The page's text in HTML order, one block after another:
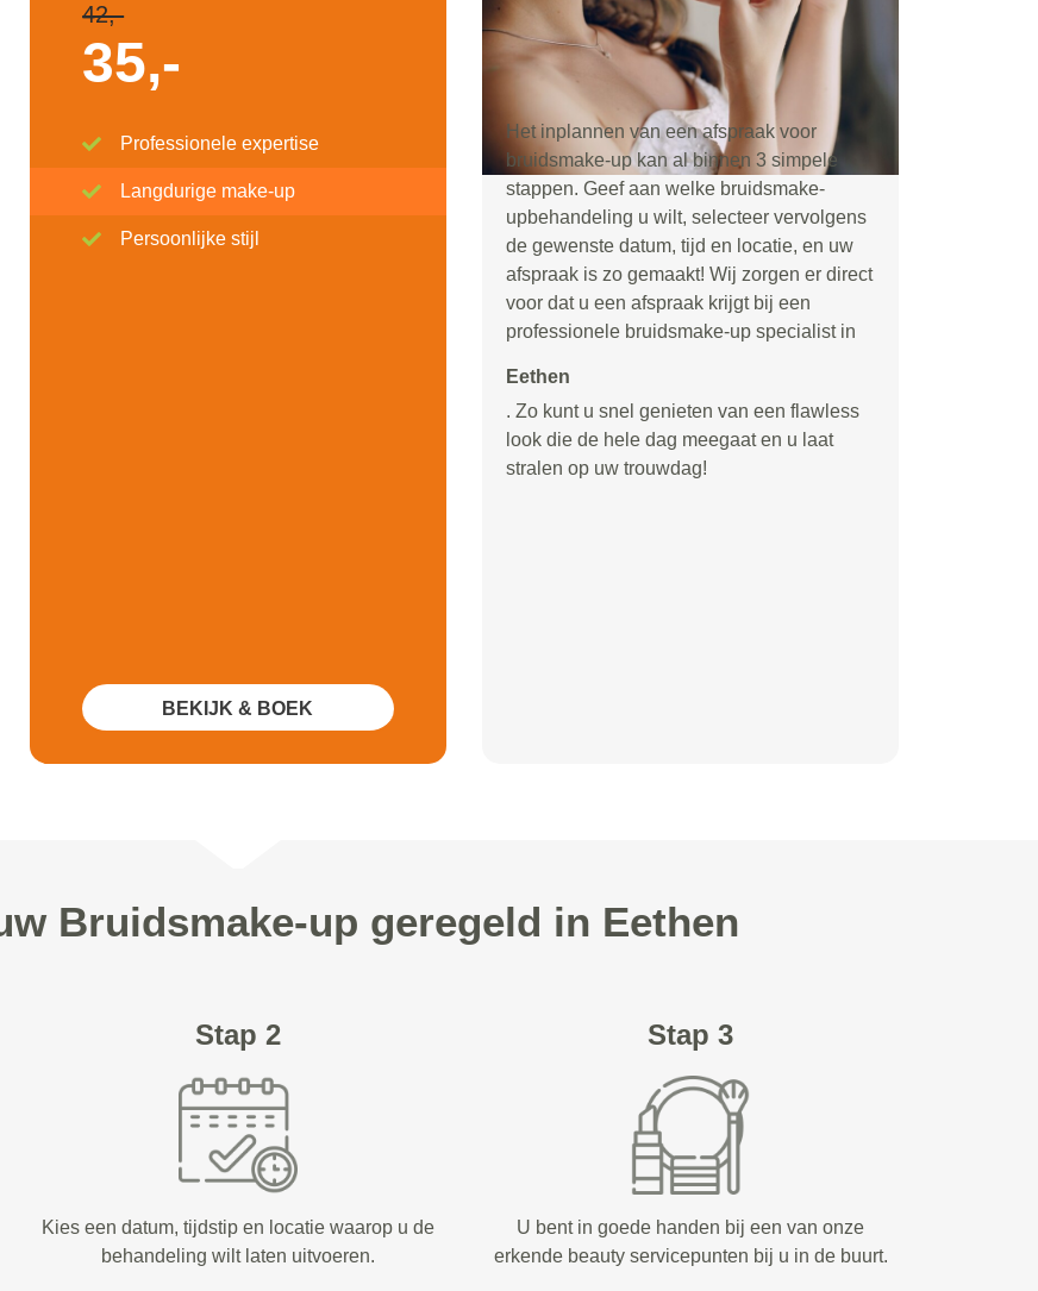
42,-
35,-
Professionele expertise
Langdurige make-up
Persoonlijke stijl
BEKIJK & BOEK
Het inplannen van een afspraak voor
bruidsmake-up kan al binnen 3 simpele
stappen. Geef aan welke bruidsmake-
upbehandeling u wilt, selecteer vervolgens
de gewenste datum, tijd en locatie, en uw
afspraak is zo gemaakt! Wij zorgen er direct
voor dat u een afspraak krijgt bij een
professionele bruidsmake-up specialist in
Eethen
. Zo kunt u snel genieten van een flawless
look die de hele dag meegaat en u laat
stralen op uw trouwdag!
Bruidsmake-up geregeld in Eethen
Stap 2
Kies een datum, tijdstip en locatie waarop u de
behandeling wilt laten uitvoeren.
Stap 3
U bent in goede handen bij een van onze
erkende beauty servicepunten bij u in de buurt.